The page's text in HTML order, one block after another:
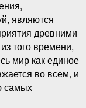
являются
древними
того времени,
мир как единое
во всем, и
самых